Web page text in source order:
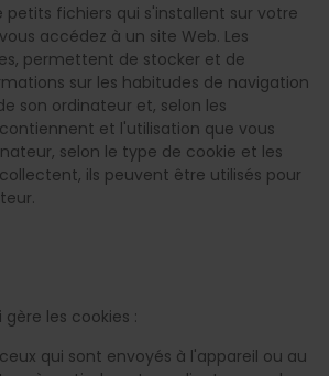
petits fichiers qui s'installent sur votre
accédez à un site Web. Les
permettent de stocker et de
sur les habitudes de navigation
son ordinateur et, selon les
et l'utilisation que vous
selon le type de cookie et les
ils peuvent être utilisés pour
les cookies :
qui sont envoyés à l'appareil ou au